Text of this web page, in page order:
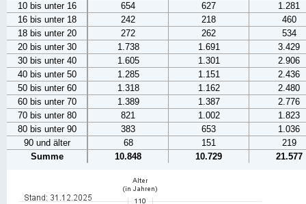
10 bis unter 16
654 627
1.281
16 bis unter 18
242 218
460
18 bis unter 20
272 262
534
20 bis unter 30
1.738 1.691
3.429
30 bis unter 40
1.605 1.301
2.906
40 bis unter 50
1.285 1.151
2.436
50 bis unter 60
1.318 1.162
2.480
60 bis unter 70
1.389 1.387
2.776
70 bis unter 80
821 1.002
1.823
80 bis unter 90
383 653
1.036
90 und älter
68 151
219
Summe
10.848 10.729 21.577